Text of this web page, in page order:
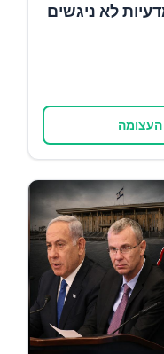
לא ניגשים